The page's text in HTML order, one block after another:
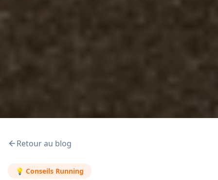
Retour au blog
💡 Conseils Running